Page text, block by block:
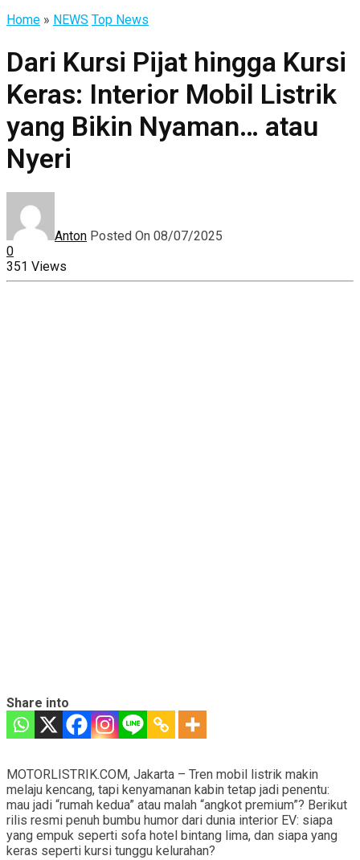
Home » NEWS Top News
Dari Kursi Pijat hingga Kursi
Keras: Interior Mobil Listrik
yang Bikin Nyaman… atau
Nyeri
Anton Posted On 08/07/2025
0
351 Views
Share into
MOTORLISTRIK.COM, Jakarta – Tren mobil listrik makin
melaju kencang, tapi kenyamanan kabin tetap jadi penentu:
mau jadi “rumah kedua” atau malah “angkot premium”? Berikut
rilis resmi penuh bumbu humor dari dunia interior EV: siapa
yang empuk seperti sofa hotel bintang lima, dan siapa yang
keras seperti kursi tunggu kelurahan?